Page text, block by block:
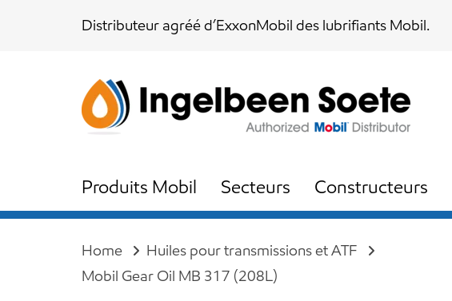
Distributeur agréé d’ExxonMobil des lubrifiants Mobil.
Produits Mobil Secteurs Constructeurs
Home
Huiles pour transmissions et ATF
Mobil Gear Oil MB 317 (208L)